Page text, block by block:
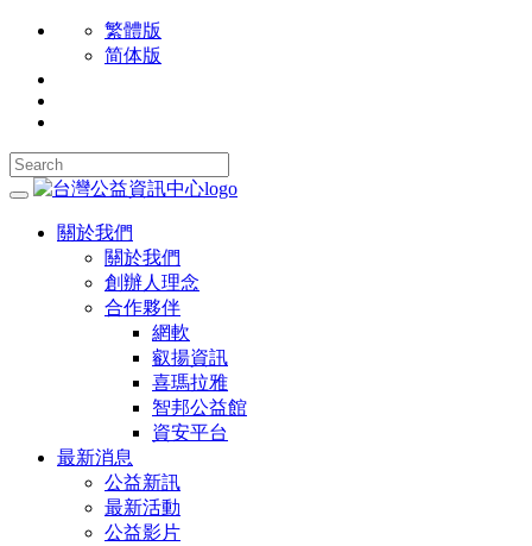
繁體版
简体版
關於我們
關於我們
創辦人理念
合作夥伴
網軟
叡揚資訊
喜瑪拉雅
智邦公益館
資安平台
最新消息
公益新訊
最新活動
公益影片